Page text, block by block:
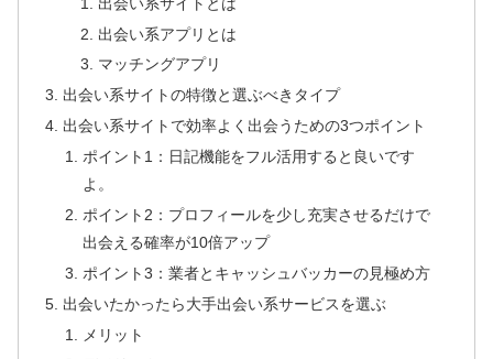
出会い系アプリとは
マッチングアプリ
出会い系サイトの特徴と選ぶべきタイプ
出会い系サイトで効率よく出会うための3つポイント
ポイント1：日記機能をフル活用すると良いです
よ。
ポイント2：プロフィールを少し充実させるだけで
出会える確率が10倍アップ
ポイント3：業者とキャッシュバッカーの見極め方
出会いたかったら大手出会い系サービスを選ぶ
メリット